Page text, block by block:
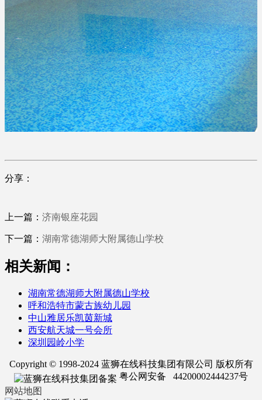
分享：
上一篇： 济南银座花园
下一篇： 湖南常德湖师大附属德山学校
相关新闻：
湖南常德湖师大附属德山学校
呼和浩特市蒙古族幼儿园
中山雅居乐凯茵新城
西安航天城一号会所
深圳园岭小学
Copyright © 1998-2024 蓝狮在线科技集团有限公司 版权所有
粤公网安备 44200002444237号
网站地图